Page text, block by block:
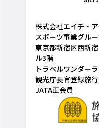
株式会社エイチ・
スポーツ事業グル
東京都新宿区西新
ル3階
トラベルワンダー
観光庁長官登録旅
JATA正会員